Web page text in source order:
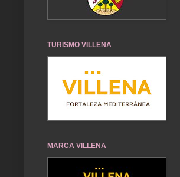
TURISMO VILLENA
MARCA VILLENA